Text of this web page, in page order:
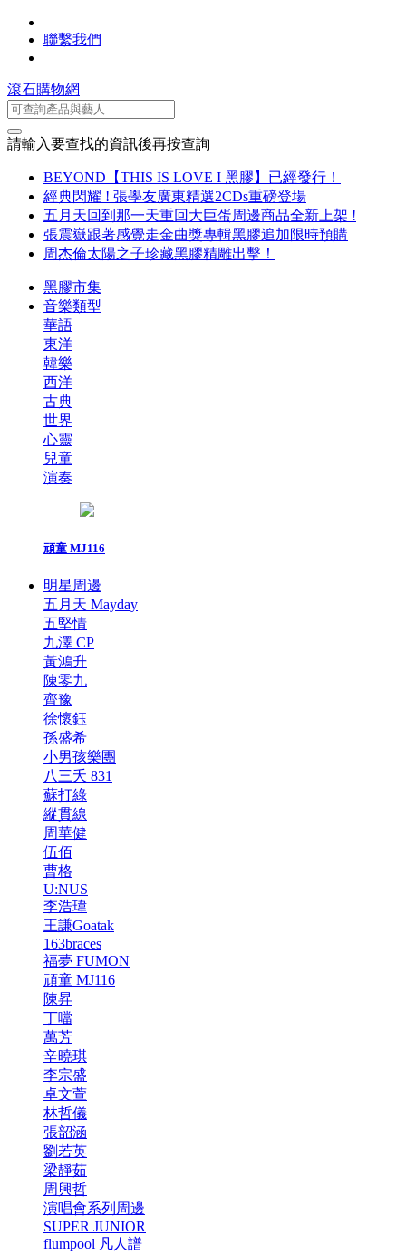
聯繫我們
滾石購物網
請輸入要查找的資訊後再按查詢
BEYOND【THIS IS LOVE I 黑膠】已經發行！
經典閃耀 ! 張學友廣東精選2CDs重磅登場
五月天回到那一天重回大巨蛋周邊商品全新上架 !
張震嶽跟著感覺走金曲獎專輯黑膠追加限時預購
周杰倫太陽之子珍藏黑膠精雕出擊！
黑膠市集
音樂類型
華語
東洋
韓樂
西洋
古典
世界
心靈
兒童
演奏
頑童 MJ116
明星周邊
五月天 Mayday
五堅情
九澤 CP
黃鴻升
陳零九
齊豫
徐懷鈺
孫盛希
小男孩樂團
八三夭 831
蘇打綠
縱貫線
周華健
伍佰
曹格
U:NUS
李浩瑋
王謙Goatak
163braces
福夢 FUMON
頑童 MJ116
陳昇
丁噹
萬芳
辛曉琪
李宗盛
卓文萱
林哲儀
張韶涵
劉若英
梁靜茹
周興哲
演唱會系列周邊
SUPER JUNIOR
flumpool 凡人譜